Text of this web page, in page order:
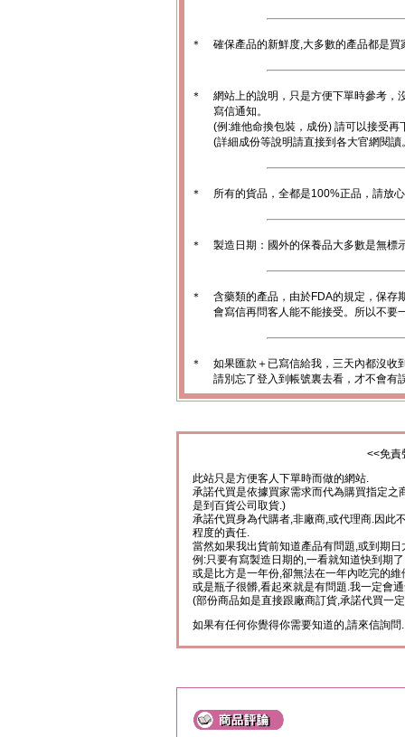
＊ 確保產品的新鮮度,大多數的產品都是
＊
網站上的說明，只是方便下單時參考，
寫信通知。
(例:維他命換包裝，成份) 請可以接受再
(詳細成份等說明請直接到各大官網閱讀
＊ 所有的貨品，全都是100%正品，請放
＊ 製造日期：國外的保養品大多數是無標
＊
含藥類的產品，由於FDA的規定，保存
會寫信再問客人能不能接受。所以不要
＊
如果匯款＋已寫信給我，三天內都沒收
請別忘了登入到帳號裏去看，才不會有
<<免責
此站只是方便客人下單時而做的網站.
承諾代買是依據買家需求而代為購買指定之
是到百貨公司取貨.)
承諾代買身為代購者,非廠商,或代理商.因此
程度的責任.
當然如果我出貨前知道產品有問題,或到期
例:只要有寫製造日期的,一看就知道快到期
或是比方是一年份,卻無法在一年內吃完的維
或是瓶子很髒,看起來就是有問題.我一定會
(部份商品如是直接跟廠商訂貨,承諾代買一
如果有任何你覺得你需要知道的,請來信詢問.